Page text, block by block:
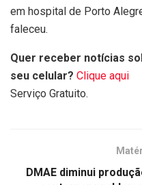
em hospital de Porto
faleceu.
Quer receber notícias
seu celular? Clique aqui
Serviço Gratuito.
DMAE diminui